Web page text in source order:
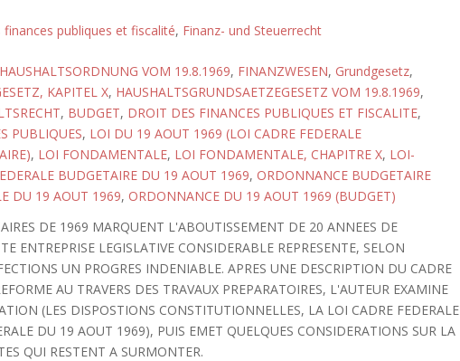
publiques et fiscalité, Finanz- und Steuerrecht
VOM 19.8.1969, FINANZWESEN, Grundgesetz,
KAPITEL X, HAUSHALTSGRUNDSAETZEGESETZ VOM 19.8.1969,
, BUDGET, DROIT DES FINANCES PUBLIQUES ET FISCALITE,
PUBLIQUES, LOI DU 19 AOUT 1969 (LOI CADRE FEDERALE
, LOI FONDAMENTALE, LOI FONDAMENTALE, CHAPITRE X, LOI-
BUDGETAIRE DU 19 AOUT 1969, ORDONNANCE BUDGETAIRE
DU 19 AOUT 1969, ORDONNANCE DU 19 AOUT 1969 (BUDGET)
DE 1969 MARQUENT L'ABOUTISSEMENT DE 20 ANNEES DE
ENTREPRISE LEGISLATIVE CONSIDERABLE REPRESENTE, SELON
UN PROGRES INDENIABLE. APRES UNE DESCRIPTION DU CADRE
AU TRAVERS DES TRAVAUX PREPARATOIRES, L'AUTEUR EXAMINE
(LES DISPOSTIONS CONSTITUTIONNELLES, LA LOI CADRE FEDERALE
DU 19 AOUT 1969), PUIS EMET QUELQUES CONSIDERATIONS SUR LA
QUI RESTENT A SURMONTER.